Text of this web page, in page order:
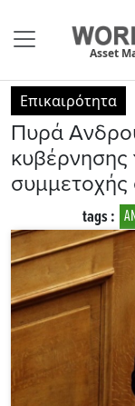
Asset
Επικαιρότητα
Πυρά
κυβέρνησης
tags :